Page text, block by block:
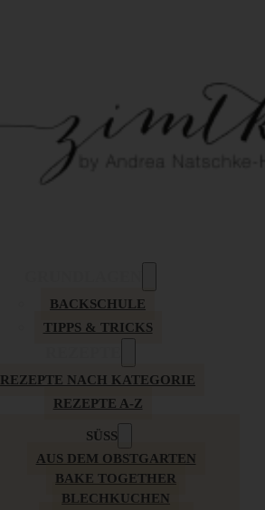
BACKSCHULE
TIPPS & TRICKS
REZEPTE NACH KATEGORIE
REZEPTE A-Z
SÜSS
AUS DEM OBSTGARTEN
BAKE TOGETHER
BLECHKUCHEN